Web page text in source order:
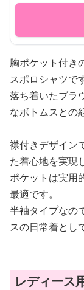
胸ポケット付き
スポロシャツで
落ち着いたブラ
なボトムスとの
襟付きデザイン
た着心地を実現
ポケットは実用
最適です。
半袖タイプなの
スの日常着とし
レディース